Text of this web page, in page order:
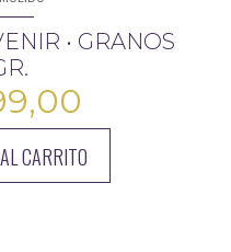
• GRANOS
CARRITO